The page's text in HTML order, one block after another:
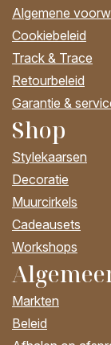
Algemene
Cookiebeleid
Track & Trace
Retourbeleid
Garantie &
Shop
Stylekaarsen
Decoratie
Muurcirkels
Cadeausets
Workshops
Markten
Beleid